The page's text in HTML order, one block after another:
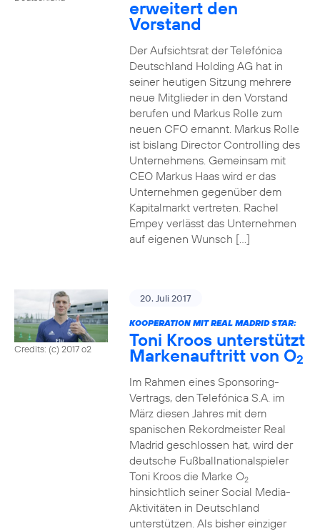
erweitert den
Vorstand
Der Aufsichtsrat der Telefónica
Deutschland Holding AG hat in
seiner heutigen Sitzung mehrere
neue Mitglieder in den Vorstand
berufen und Markus Rolle zum
neuen CFO ernannt. Markus Rolle
ist bislang Director Controlling des
Unternehmens. Gemeinsam mit
CEO Markus Haas wird er das
Unternehmen gegenüber dem
Kapitalmarkt vertreten. Rachel
Empey verlässt das Unternehmen
auf eigenen Wunsch […]
Credits: (c) 2017 o2
20. Juli 2017
KOOPERATION MIT REAL MADRID STAR:
Toni Kroos unterstützt
Markenauftritt von O2
Im Rahmen eines Sponsoring-
Vertrags, den Telefónica S.A. im
März diesen Jahres mit dem
spanischen Rekordmeister Real
Madrid geschlossen hat, wird der
deutsche Fußballnationalspieler
Toni Kroos die Marke O2
hinsichtlich seiner Social Media-
Aktivitäten in Deutschland
unterstützen. Als bisher einziger